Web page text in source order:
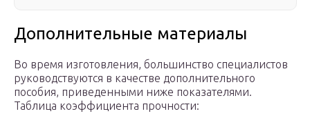
Дополнительные материалы
Во время изготовления, большинство специалистов
руководствуются в качестве дополнительного
пособия, приведенными ниже показателями.
Таблица коэффициента прочности: